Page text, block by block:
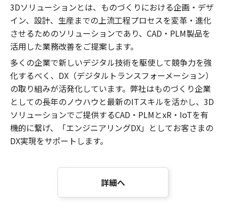
3Dソリューションとは、ものづくりにおける企画・デザ
イン、設計、生産までの上流工程プロセスを変革・進化
させるためのソリューションであり、CAD・PLM製品を
活用した業務改善をご提案します。
多くの企業で新しいデジタル技術を駆使して競争力を強
化するべく、DX（デジタルトランスフォーメーション）
の取り組みが活発化しています。弊社はものづくり企業
としての長年のノウハウと最新のITスキルを活かし、3D
ソリューションでご提供するCAD・PLMとxR・IoTを有
機的に繋げ、「エンジニアリングDX」としてお客さまの
DX実現をサポートします。
詳細へ